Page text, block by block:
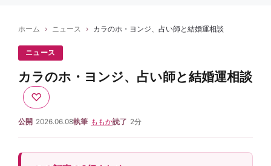
ホーム ニュース カラのホ・ヨンジ、占い師と結婚運相談
ニュース
カラのホ・ヨンジ、占い師と結婚運相談
♡
公開 2026.06.08執筆 ももか読了 2分